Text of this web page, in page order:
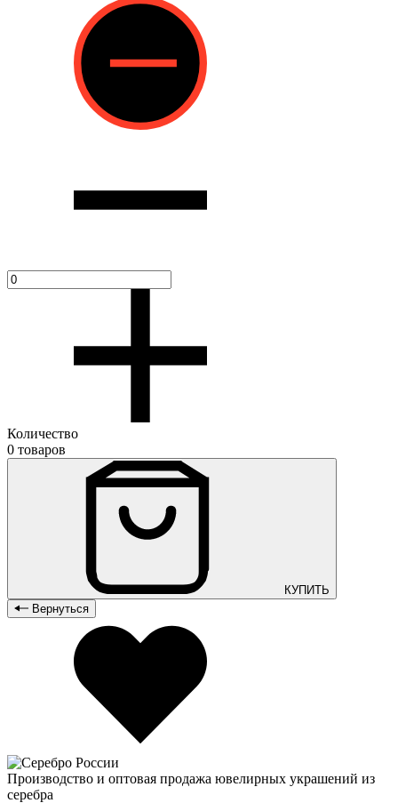
Количество
0 товаров
КУПИТЬ
Вернуться
Производство и оптовая продажа ювелирных украшений из
серебра